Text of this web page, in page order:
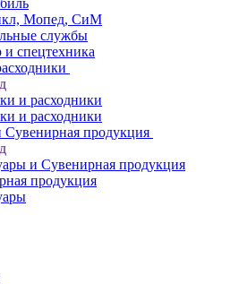
Мопед, СиМ
службы
и спецтехника
и расходники
и расходники
Сувенирная продукция
и Сувенирная продукция
продукция